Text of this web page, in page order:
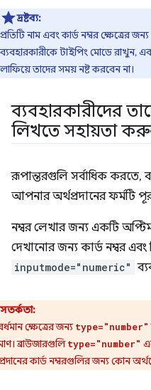
দ্রষ্টব্য:
প্রতিটি নাম এবং কার্ড নম্বর ক্ষেত্রের
ব্যবহারকারীকে টাইপিং মোডে রাখুন,
লাফিয়ে তাদের সময় নষ্ট করবেন না।
ব্যবহারকারীদের
লিখতে সহায়তা
রূপান্তরগুলি সর্বাধিক করতে,
আপনার অর্থপ্রদানের ফর্মটি
নম্বর লেখার জন্য একটি
দেখানোর জন্য কার্ড নম্বর
inputmode="numeric"
সতর্কতা:
ক্ষেত্রের জন্য type="number"
ব্রাউজারগুলিtype="number"
কার্ড নম্বরগুলির জন্য কোন